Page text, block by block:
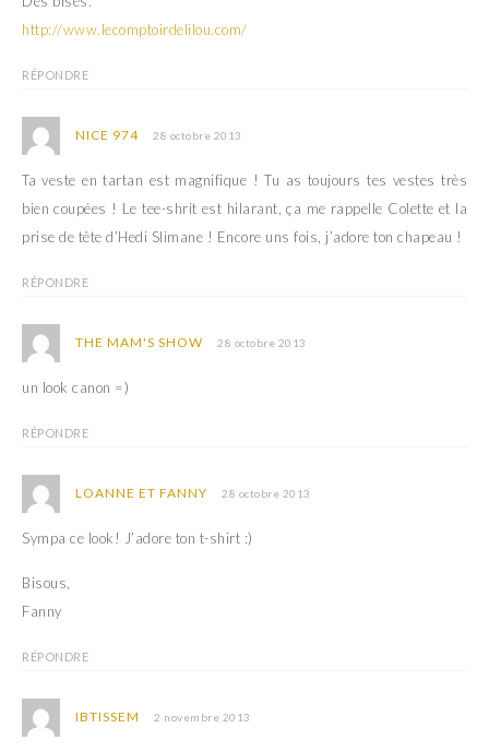
http://www.lecomptoirdelilou.com/
RÉPONDRE
NICE 974 28 octobre 2013
Ta veste en tartan est magnifique ! Tu as toujours tes vestes très
bien coupées ! Le tee-shrit est hilarant, ça me rappelle Colette et la
prise de tête d’Hedi Slimane ! Encore uns fois, j’adore ton chapeau !
RÉPONDRE
THE MAM'S SHOW 28 octobre 2013
un look canon =)
RÉPONDRE
LOANNE ET FANNY 28 octobre 2013
Sympa ce look! J’adore ton t-shirt :)
Bisous,
Fanny
RÉPONDRE
IBTISSEM 2 novembre 2013